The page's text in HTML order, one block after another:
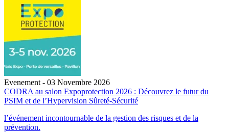
Evenement - 03 Novembre 2026
CODRA au salon Expoprotection 2026 : Découvrez le futur du
PSIM et de l’Hypervision Sûreté-Sécurité
l’événement incontournable de la gestion des risques et de la
prévention.